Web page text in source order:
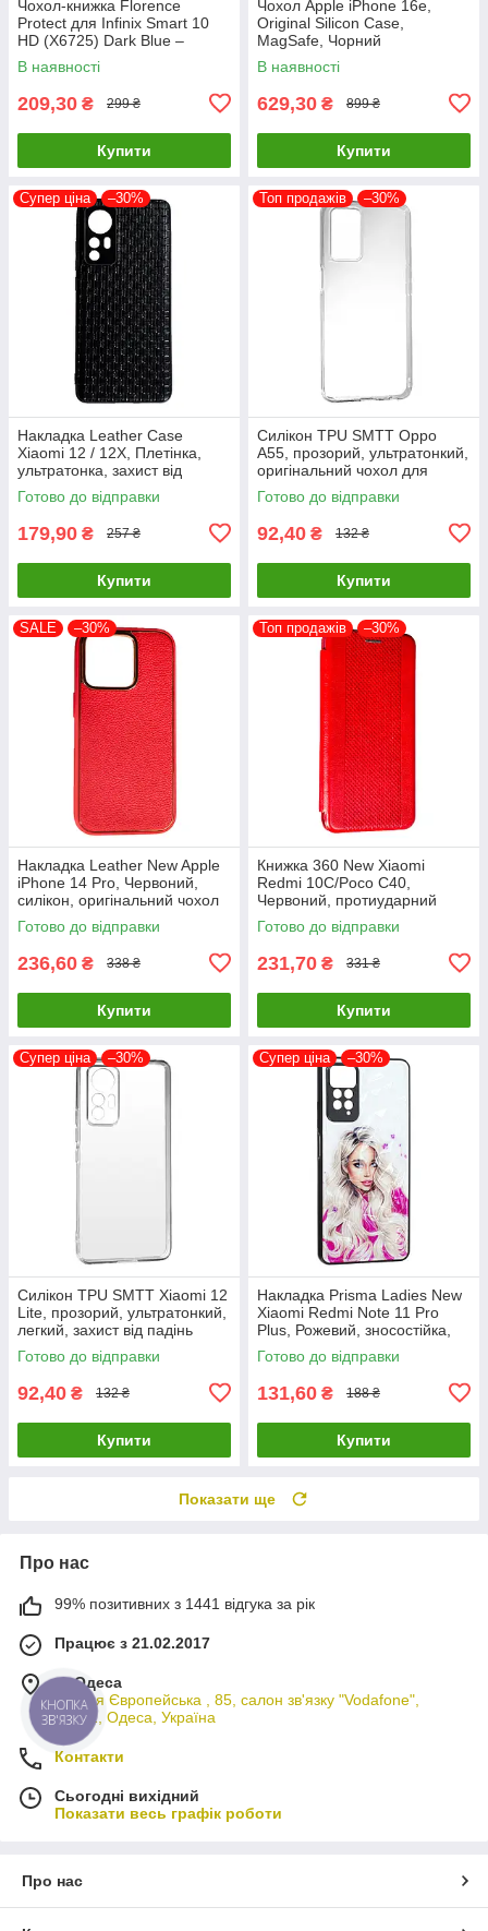
Чохол-книжка Florence
Protect для Infinix Smart 10
HD (X6725) Dark Blue –
стильний та надійний захист
смартфона з магнітно
В наявності
209,30 ₴ 299 ₴
Купити
Чохол Apple iPhone 16e,
Original Silicon Case,
MagSafe, Чорний
В наявності
629,30 ₴ 899 ₴
Купити
Супер ціна –30%
Накладка Leather Case
Xiaomi 12 / 12X, Плетінка,
ультратонка, захист від
подряпин і пилу
Готово до відправки
179,90 ₴ 257 ₴
Купити
Топ продажів –30%
Силікон TPU SMTT Oppo
A55, прозорий, ультратонкий,
оригінальний чохол для
захисту смартфона
Готово до відправки
92,40 ₴ 132 ₴
Купити
SALE –30%
Накладка Leather New Apple
iPhone 14 Pro, Червоний,
силікон, оригінальний чохол
Готово до відправки
236,60 ₴ 338 ₴
Купити
Топ продажів –30%
Книжка 360 New Xiaomi
Redmi 10C/Poco C40,
Червоний, протиударний
чохол з екокожі
Готово до відправки
231,70 ₴ 331 ₴
Купити
Супер ціна –30%
Силікон TPU SMTT Xiaomi 12
Lite, прозорий, ультратонкий,
легкий, захист від падінь
Готово до відправки
92,40 ₴ 132 ₴
Купити
Супер ціна –30%
Накладка Prisma Ladies New
Xiaomi Redmi Note 11 Pro
Plus, Рожевий, зносостійка,
пилонепроникна
Готово до відправки
131,60 ₴ 188 ₴
Купити
Показати ще
Про нас
99% позитивних з 1441 відгука за рік
Працює з 21.02.2017
м. Одеса
вулиця Європейська , 85, салон зв'язку "Vodafone",
65012, Одеса, Україна
Контакти
Сьогодні вихідний
Показати весь графік роботи
Про нас
КНОПКА
ЗВ'ЯЗКУ